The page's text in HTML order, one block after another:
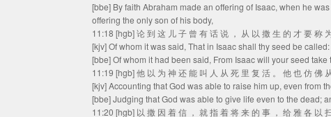
[bbe] By faith Abraham made an offering of Isaac, when he
offering the only son of his body,
11:18 [hgb] 论 到 这 儿 子 曾 有 话 说 ， 从 以 撒 生 的 才 要 称
[kjv] Of whom it was said, That in Isaac shall thy seed be called:
[bbe] Of whom it had been said, From Isaac will your seed take
11:19 [hgb] 他 以 为 神 还 能 叫 人 从 死 里 复 活 。 他 也 仿 佛
[kjv] Accounting that God was able to raise him up, even from
[bbe] Judging that God was able to give life even to the dead;
11:20 [hgb] 以 撒 因 着 信 ， 就 指 着 将 来 的 事 ， 给 雅 各 以 扫